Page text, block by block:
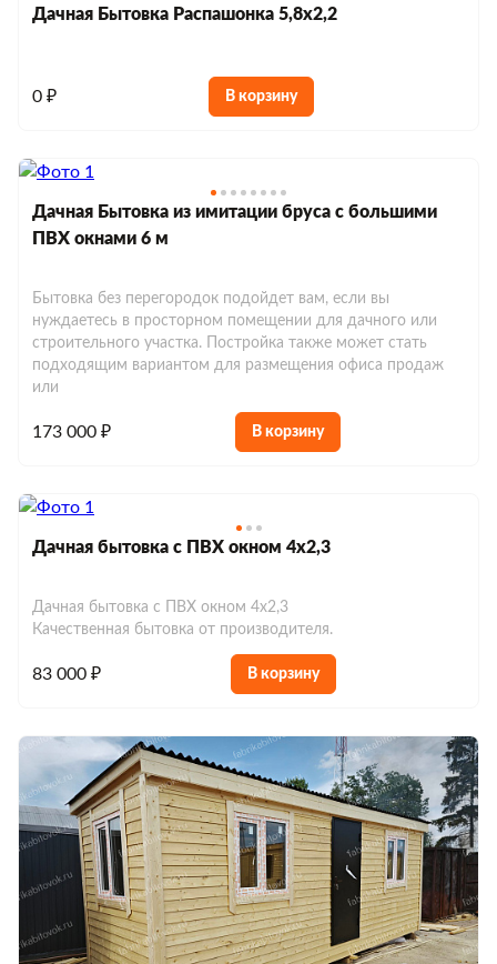
Дачная Бытовка Распашонка 5,8х2,2
0 ₽ В корзину
Дачная Бытовка из имитации бруса с большими
ПВХ окнами 6 м
Бытовка без перегородок подойдет вам, если вы
нуждаетесь в просторном помещении для дачного или
строительного участка. Постройка также может стать
подходящим вариантом для размещения офиса продаж
или
173 000 ₽ В корзину
Дачная бытовка с ПВХ окном 4х2,3
Дачная бытовка с ПВХ окном 4х2,3
Качественная бытовка от производителя.
83 000 ₽ В корзину